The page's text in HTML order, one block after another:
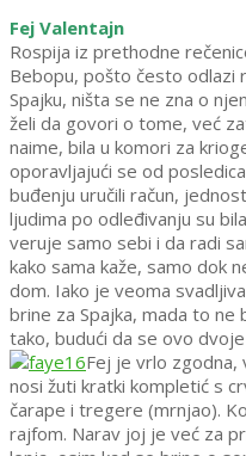
Fej Valentajn
Rospija iz prethodne
Bebopu, pošto često odlazi
Spajku, ništa se ne zna o
želi da govori o tome, već
naime, bila u komori za
oporavljajući se od
buđenju uručili račun,
ljudima po odleđivanju su
veruje samo sebi i da radi
kako sama kaže, samo dok
dom. Iako je veoma
brine za Spajka, mada to ne
tako, budući da se ovo
Fej je vrlo zgodna,
nosi žuti kratki kompletić s
čarape i tregere (mrnjao).
rajfom. Narav joj je već za